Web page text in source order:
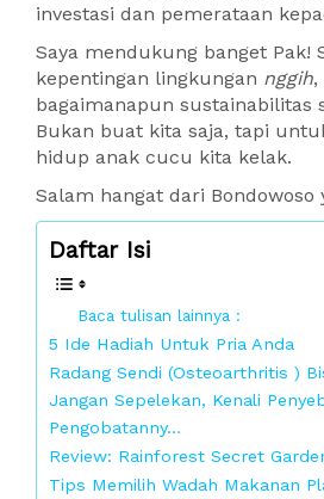
investasi dan pemerataan
Saya mendukung banget Pak!
kepentingan lingkungan nggih,
bagaimanapun sustainabilitas
Bukan buat kita saja, tapi
hidup anak cucu kita kelak.
Salam hangat dari Bondowoso
Daftar Isi
Baca tulisan lainnya :
5 Ide Hadiah Untuk Pria Anda
Radang Sendi (Osteoarthritis )
Jangan Sepelekan, Kenali
Pengobatanny…
Review: Rainforest Secret
Tips Memilih Wadah Makanan